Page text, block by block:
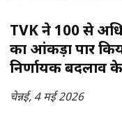
TVK ने 100 से
का आंकड़ा पार
निर्णायक बदलाव
चेन्नई, 4 मई 2026